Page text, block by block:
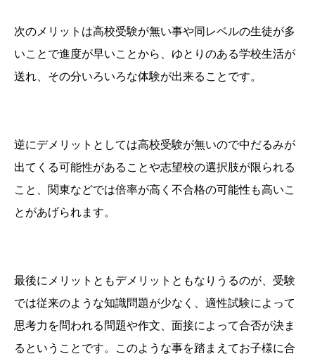
次のメリットは高校受験が無い事や同レベルの生徒が多
いことで進度が早いことから、ゆとりのある学校生活が
送れ、その分いろいろな体験が出来ることです。
逆にデメリットとしては高校受験が無いので中だるみが
出てくる可能性があることや志望校の選択肢が限られる
こと、関東などでは倍率が高く不合格の可能性も高いこ
とがあげられます。
最後にメリットともデメリットともなりうるのが、受験
では従来のような知識問題が少なく、適性試験によって
思考力を問われる問題や作文、面接によって合否が決ま
るということです。このような事を踏まえてお子様に合